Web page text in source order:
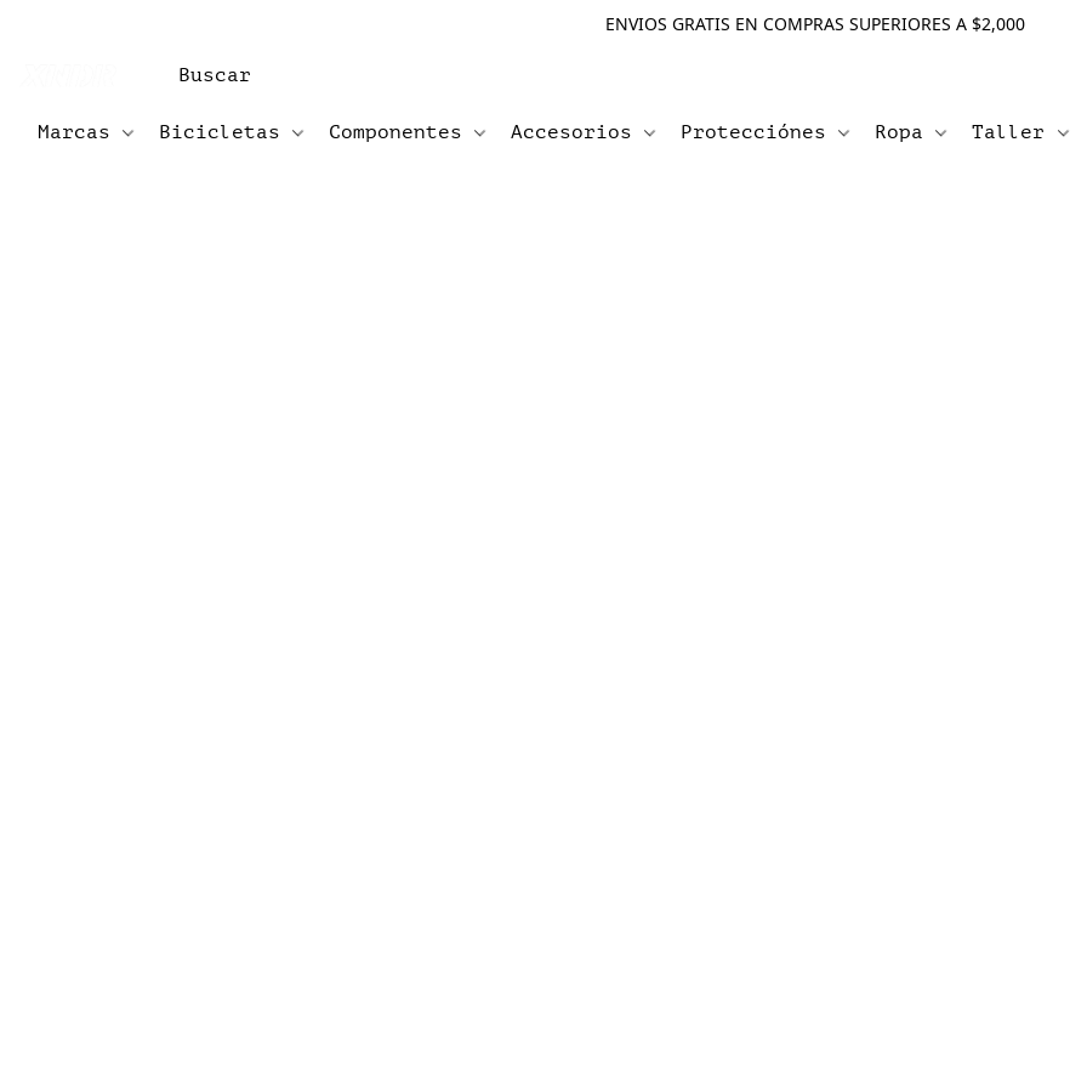
ENVIOS GRATIS EN COMPRAS SUPERIORES A $2,000
Marcas Bicicletas Componentes Accesorios Protecciónes Ropa Taller